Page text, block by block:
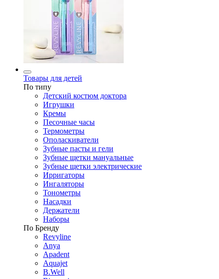
Товары для детей
По типу
Детский костюм доктора
Игрушки
Кремы
Песочные часы
Термометры
Ополаскиватели
Зубные пасты и гели
Зубные щетки мануальные
Зубные щетки электрические
Ирригаторы
Ингаляторы
Тонометры
Насадки
Держатели
Наборы
По Бренду
Revyline
Anya
Apadent
Aquajet
B.Well